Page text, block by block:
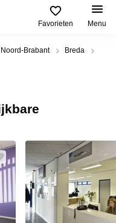
Favorieten Menu
Noord-Brabant
Breda